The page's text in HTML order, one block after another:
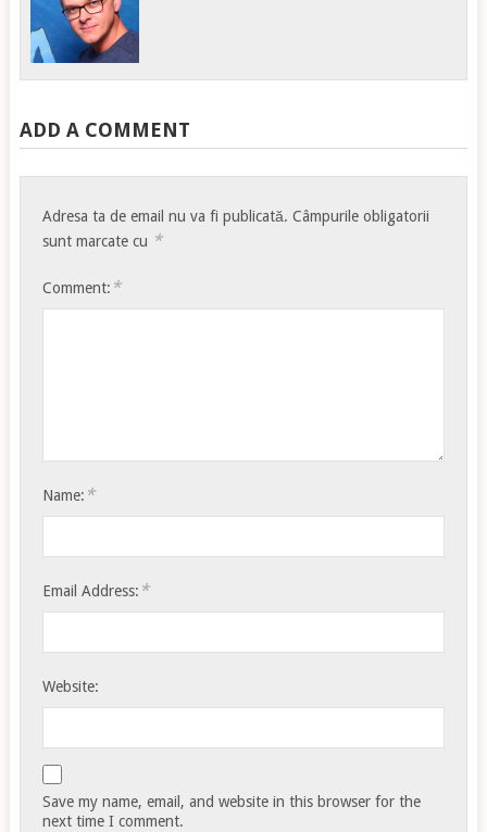
ADD A COMMENT
Adresa ta de email nu va fi publicată. Câmpurile obligatorii
sunt marcate cu *
Comment: *
Name: *
Email Address: *
Website:
Save my name, email, and website in this browser for the
next time I comment.